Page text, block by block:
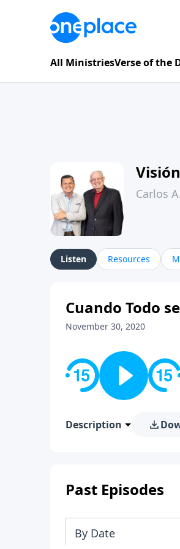
All MinistriesVerse of the
Carlos
Listen Resources
Cuando Todo
November 30, 2020
Description
Past Episodes
By Date